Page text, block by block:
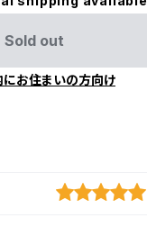
Sold out
にお住まいの方向け